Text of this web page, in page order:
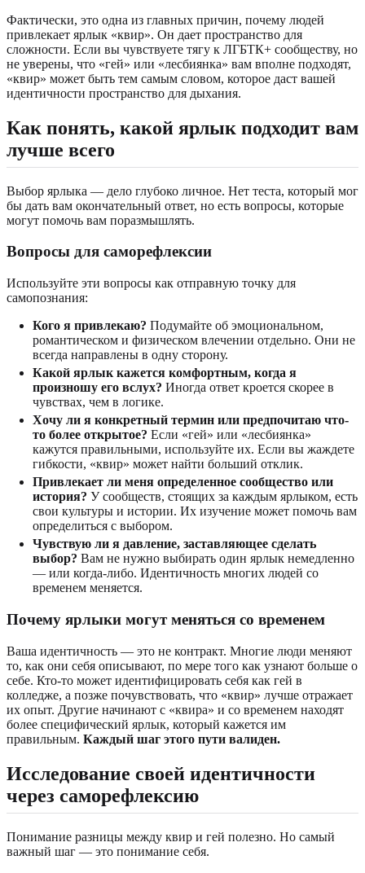
Фактически, это одна из главных причин, почему людей
привлекает ярлык «квир». Он дает пространство для
сложности. Если вы чувствуете тягу к ЛГБТК+ сообществу, но
не уверены, что «гей» или «лесбиянка» вам вполне подходят,
«квир» может быть тем самым словом, которое даст вашей
идентичности пространство для дыхания.
Как понять, какой ярлык подходит вам
лучше всего
Выбор ярлыка — дело глубоко личное. Нет теста, который мог
бы дать вам окончательный ответ, но есть вопросы, которые
могут помочь вам поразмышлять.
Вопросы для саморефлексии
Используйте эти вопросы как отправную точку для
самопознания:
Кого я привлекаю? Подумайте об эмоциональном,
романтическом и физическом влечении отдельно. Они не
всегда направлены в одну сторону.
Какой ярлык кажется комфортным, когда я
произношу его вслух? Иногда ответ кроется скорее в
чувствах, чем в логике.
Хочу ли я конкретный термин или предпочитаю что-
то более открытое? Если «гей» или «лесбиянка»
кажутся правильными, используйте их. Если вы жаждете
гибкости, «квир» может найти больший отклик.
Привлекает ли меня определенное сообщество или
история? У сообществ, стоящих за каждым ярлыком, есть
свои культуры и истории. Их изучение может помочь вам
определиться с выбором.
Чувствую ли я давление, заставляющее сделать
выбор? Вам не нужно выбирать один ярлык немедленно
— или когда-либо. Идентичность многих людей со
временем меняется.
Почему ярлыки могут меняться со временем
Ваша идентичность — это не контракт. Многие люди меняют
то, как они себя описывают, по мере того как узнают больше о
себе. Кто-то может идентифицировать себя как гей в
колледже, а позже почувствовать, что «квир» лучше отражает
их опыт. Другие начинают с «квира» и со временем находят
более специфический ярлык, который кажется им
правильным. Каждый шаг этого пути валиден.
Исследование своей идентичности
через саморефлексию
Понимание разницы между квир и гей полезно. Но самый
важный шаг — это понимание себя.